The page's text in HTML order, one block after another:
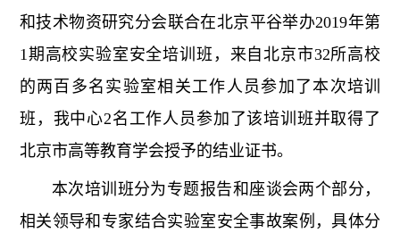
和技术物资研究分会联合在北京平谷举办2019年第
1期高校实验室安全培训班，来自北京市32所高校
的两百多名实验室相关工作人员参加了本次培训
班，我中心2名工作人员参加了该培训班并取得了
北京市高等教育学会授予的结业证书。
本次培训班分为专题报告和座谈会两个部分，
相关领导和专家结合实验室安全事故案例，具体分